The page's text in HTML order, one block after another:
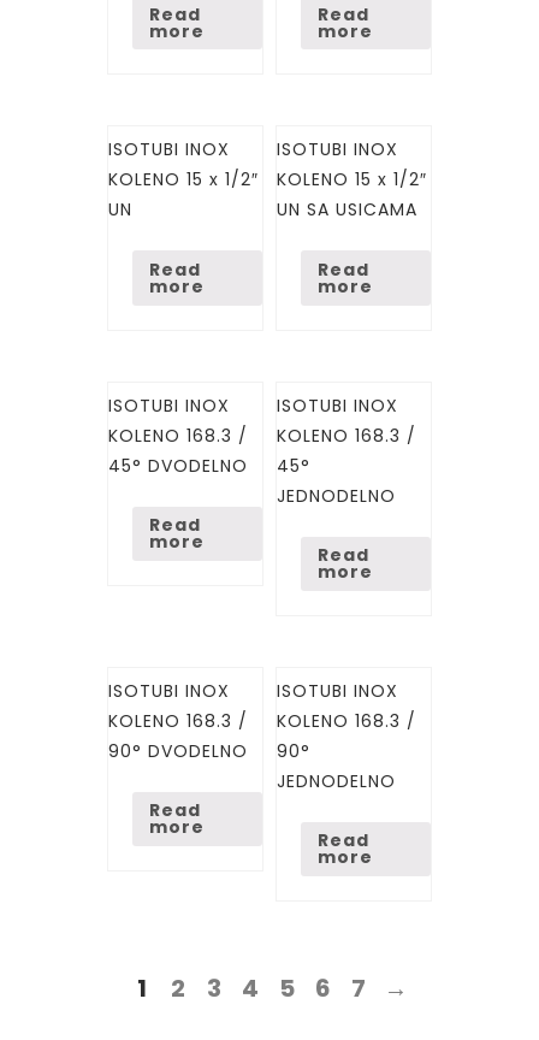
Read
more
Read
more
ISOTUBI INOX
KOLENO 15 x 1/2″
UN
Read
more
ISOTUBI INOX
KOLENO 15 x 1/2″
UN SA USICAMA
Read
more
ISOTUBI INOX
KOLENO 168.3 /
45° DVODELNO
Read
more
ISOTUBI INOX
KOLENO 168.3 /
45°
JEDNODELNO
Read
more
ISOTUBI INOX
KOLENO 168.3 /
90° DVODELNO
Read
more
ISOTUBI INOX
KOLENO 168.3 /
90°
JEDNODELNO
Read
more
1 2 3 4 5 6 7 →